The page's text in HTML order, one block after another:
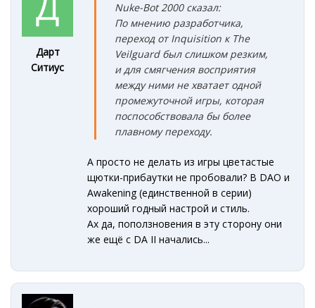
Дарт
Ситиус
Nuke-Bot 2000 сказал:
По мнению разработчика,
переход от Inquisition к The
Veilguard был слишком резким,
и для смягчения восприятия
между ними не хватает одной
промежуточной игры, которая
поспособствовала бы более
плавному переходу.
А просто не делать из игры цветастые
щютки-прибаутки не пробовали? В DAO и
Awakening (единственной в серии)
хороший годный настрой и стиль.
Ах да, поползновения в эту сторону они
же ещё с DA II начались...